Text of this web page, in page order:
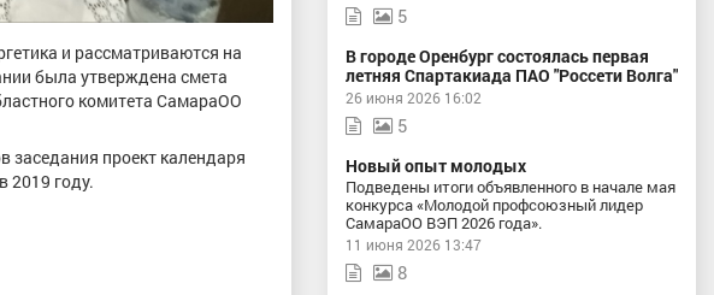
и рассматриваются на
была утверждена смета
комитета СамараОО
проект календаря
2019 году.
5
В городе Оренбург состоялась первая
летняя Спартакиада ПАО "Россети Волга"
26 июня 2026 16:02
5
Новый опыт молодых
Подведены итоги объявленного в начале мая
конкурса «Молодой профсоюзный лидер
СамараОО ВЭП 2026 года».
11 июня 2026 13:47
8